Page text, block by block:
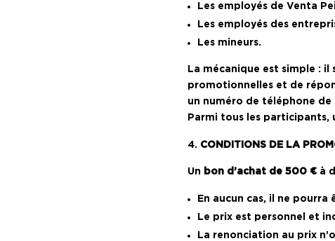
Les employés de Venta
Les employés des
Les mineurs.
La mécanique est simple : il
promotionnelles et de
un numéro de téléphone de
Parmi tous les participants,
CONDITIONS DE LA
Un bon d’achat de 500 €à
En aucun cas, il ne
Le prix est personnel et
La renonciation au prix